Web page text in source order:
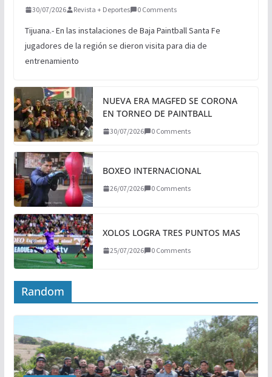
30/07/2026 Revista + Deportes 0 Comments
Tijuana.- En las instalaciones de Baja Paintball Santa Fe
jugadores de la región se dieron visita para dia de
entrenamiento
NUEVA ERA MAGFED SE CORONA
EN TORNEO DE PAINTBALL
30/07/2026 0 Comments
BOXEO INTERNACIONAL
26/07/2026 0 Comments
XOLOS LOGRA TRES PUNTOS MAS
25/07/2026 0 Comments
Random